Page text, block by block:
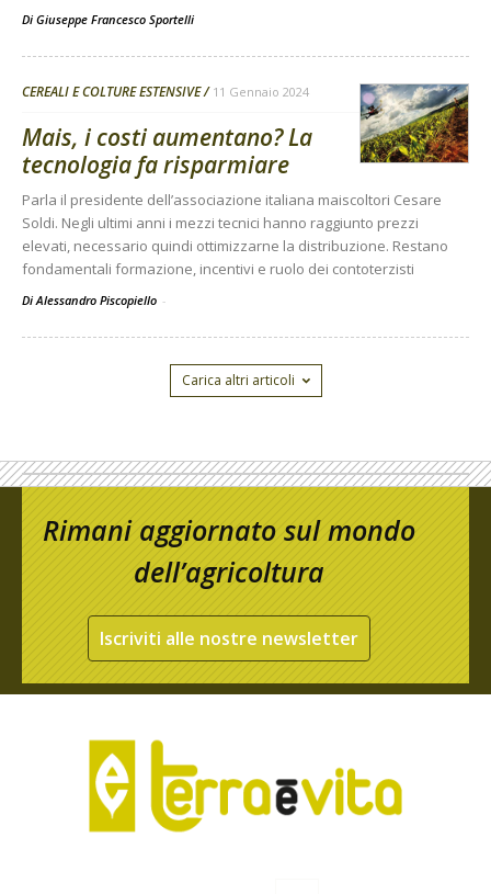
Di Giuseppe Francesco Sportelli
CEREALI E COLTURE ESTENSIVE 11 Gennaio 2024
Mais, i costi aumentano? La
tecnologia fa risparmiare
Parla il presidente dell’associazione italiana maiscoltori Cesare
Soldi. Negli ultimi anni i mezzi tecnici hanno raggiunto prezzi
elevati, necessario quindi ottimizzarne la distribuzione. Restano
fondamentali formazione, incentivi e ruolo dei contoterzisti
Di Alessandro Piscopiello -
Carica altri articoli
Rimani aggiornato sul mondo
dell’agricoltura
Iscriviti alle nostre newsletter